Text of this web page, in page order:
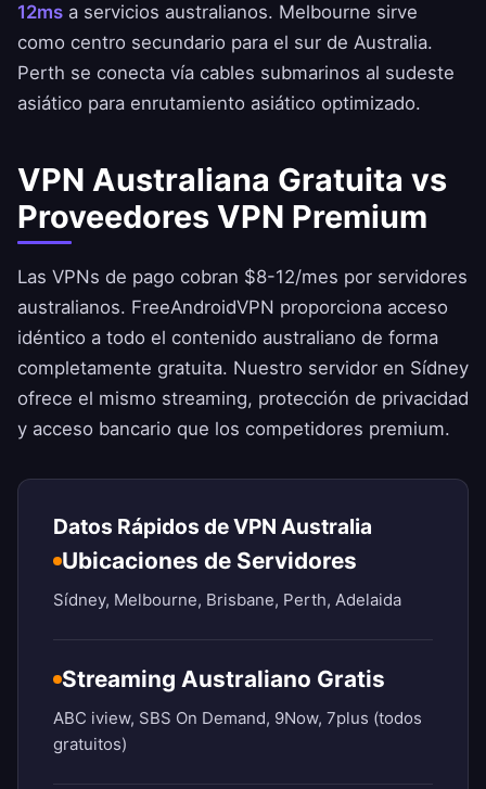
12ms a servicios australianos. Melbourne sirve
como centro secundario para el sur de Australia.
Perth se conecta vía cables submarinos al sudeste
asiático para enrutamiento asiático optimizado.
VPN Australiana Gratuita vs
Proveedores VPN Premium
Las VPNs de pago cobran $8-12/mes por servidores
australianos. FreeAndroidVPN proporciona acceso
idéntico a todo el contenido australiano de forma
completamente gratuita. Nuestro servidor en Sídney
ofrece el mismo streaming, protección de privacidad
y acceso bancario que los competidores premium.
Datos Rápidos de VPN Australia
Ubicaciones de Servidores
Sídney, Melbourne, Brisbane, Perth, Adelaida
Streaming Australiano Gratis
ABC iview, SBS On Demand, 9Now, 7plus (todos
gratuitos)